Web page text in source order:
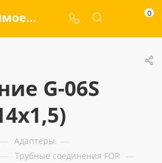
Купить Прямое соединение G-06S корпус (14x1,5) — ООО «ГИДРАМАКС» 0
G-06S
Адаптеры —
— Трубные соединения FOR —